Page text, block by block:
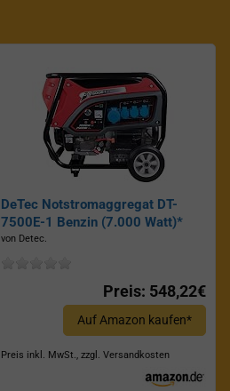
DeTec Notstromaggregat DT-
7500E-1 Benzin (7.000 Watt)*
von Detec.
Preis: 548,22€
Auf Amazon kaufen*
Preis inkl. MwSt., zzgl. Versandkosten